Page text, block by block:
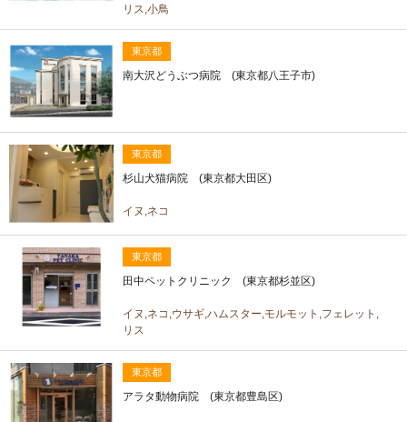
リス,小鳥
東京都
南大沢どうぶつ病院 (東京都八王子市)
東京都
杉山犬猫病院 (東京都大田区)
イヌ,ネコ
東京都
田中ペットクリニック (東京都杉並区)
イヌ,ネコ,ウサギ,ハムスター,モルモット,フェレット,
リス
東京都
アラタ動物病院 (東京都豊島区)